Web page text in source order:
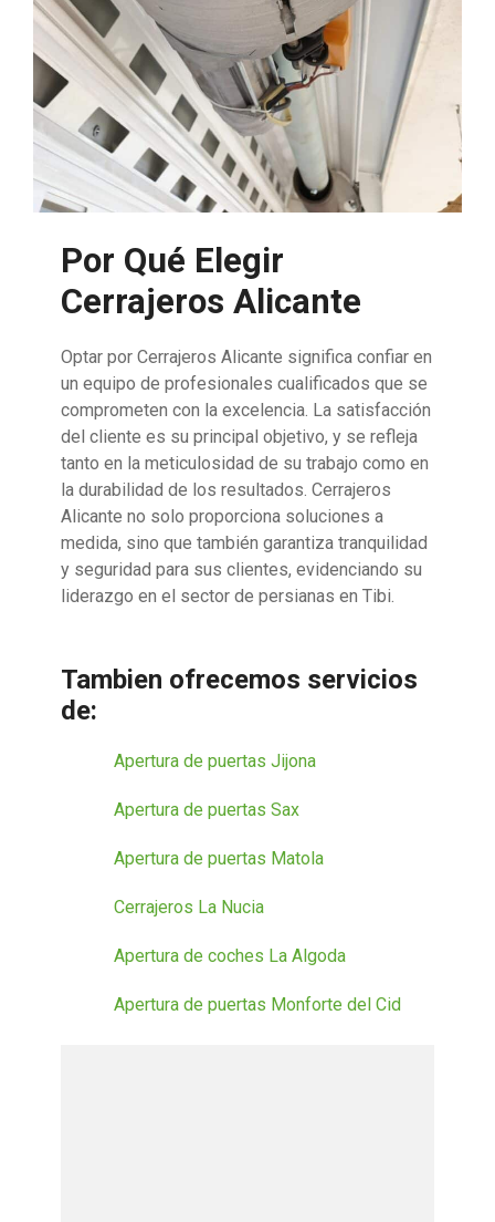
Por Qué Elegir
Cerrajeros Alicante
Optar por Cerrajeros Alicante significa confiar en
un equipo de profesionales cualificados que se
comprometen con la excelencia. La satisfacción
del cliente es su principal objetivo, y se refleja
tanto en la meticulosidad de su trabajo como en
la durabilidad de los resultados. Cerrajeros
Alicante no solo proporciona soluciones a
medida, sino que también garantiza tranquilidad
y seguridad para sus clientes, evidenciando su
liderazgo en el sector de persianas en Tibi.
Tambien ofrecemos servicios
de:
Apertura de puertas Jijona
Apertura de puertas Sax
Apertura de puertas Matola
Cerrajeros La Nucia
Apertura de coches La Algoda
Apertura de puertas Monforte del Cid